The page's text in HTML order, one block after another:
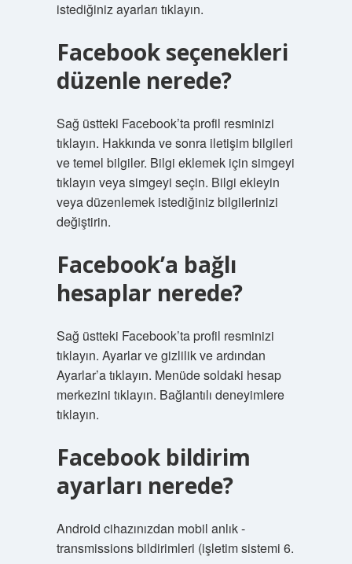
istediğiniz ayarları tıklayın.
Facebook seçenekleri
düzenle nerede?
Sağ üstteki Facebook’ta profil resminizi
tıklayın. Hakkında ve sonra iletişim bilgileri
ve temel bilgiler. Bilgi eklemek için simgeyi
tıklayın veya simgeyi seçin. Bilgi ekleyin
veya düzenlemek istediğiniz bilgilerinizi
değiştirin.
Facebook’a bağlı
hesaplar nerede?
Sağ üstteki Facebook’ta profil resminizi
tıklayın. Ayarlar ve gizlilik ve ardından
Ayarlar’a tıklayın. Menüde soldaki hesap
merkezini tıklayın. Bağlantılı deneyimlere
tıklayın.
Facebook bildirim
ayarları nerede?
Android cihazınızdan mobil anlık -
transmissions bildirimleri (işletim sistemi 6.